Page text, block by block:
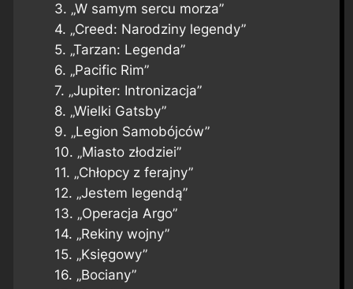
3. „W samym sercu morza”
4. „Creed: Narodziny legendy”
5. „Tarzan: Legenda”
6. „Pacific Rim”
7. „Jupiter: Intronizacja”
8. „Wielki Gatsby”
9. „Legion Samobójców”
10. „Miasto złodziei”
11. „Chłopcy z ferajny”
12. „Jestem legendą”
13. „Operacja Argo”
14. „Rekiny wojny”
15. „Księgowy”
16. „Bociany”